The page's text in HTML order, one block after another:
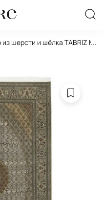
шерсти и шёлка TABRIZ ...